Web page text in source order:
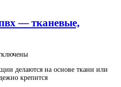
— тканевые,
делаются на основе ткани или
крепится